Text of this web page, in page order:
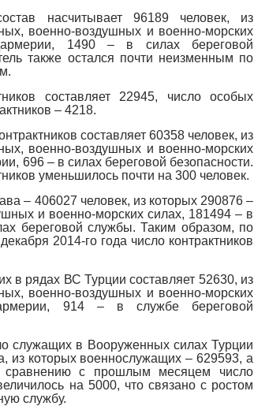
насчитывает 96189 человек, из
военно-воздушных и военно-морских
1490 – в силах береговой
также остался почти неизменным по
составляет 22945, число особых
– 4218.
составляет 60358 человек, из
военно-воздушных и военно-морских
696 – в силах береговой безопасности.
уменьшилось почти на 300 человек.
– 406027 человек, из которых 290876 –
и военно-морских силах, 181494 – в
береговой службы. Таким образом, по
2014-го года число контрактников
в рядах ВС Турции составляет 52630, из
военно-воздушных и военно-морских
914 – в службе береговой
служащих в Вооруженных силах Турции
из которых военнослужащих – 629593, а
сравнению с прошлым месяцем число
на 5000, что связано с ростом
службу.